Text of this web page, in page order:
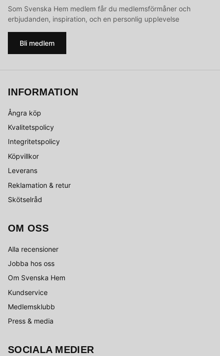
Som Svenska Hem medlem får du medlemsförmåner och
erbjudanden, inspiration, och en personlig upplevelse
Bli medlem
INFORMATION
Ångra köp
Kvalitetspolicy
Integritetspolicy
Köpvillkor
Leverans
Reklamation & retur
Skötselråd
OM OSS
Alla recensioner
Jobba hos oss
Om Svenska Hem
Kundservice
Medlemsklubb
Press & media
SOCIALA MEDIER